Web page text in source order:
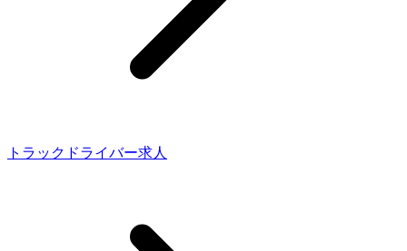
トラックドライバー求人